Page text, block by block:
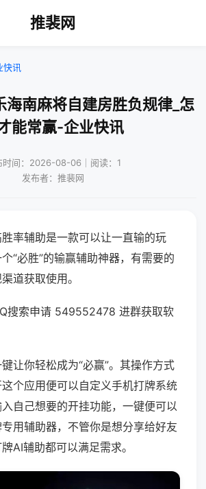
推裴网
快讯
海南麻将自建房胜负规律_怎
能常赢-企业快讯
时间：2026-08-06｜阅读：1
发布者：推裴网
率辅助是一款可以让一直输的玩
“必胜”的输赢辅助神器，有需要的
道获取使用。
搜索申请 549552478 进群获取软
让你轻松成为“必赢”。其操作方式
个应用便可以自定义手机打牌系统
自己想要的开挂功能，一键便可以
用辅助器，不管你是想分享给好友
AI辅助都可以满足需求。